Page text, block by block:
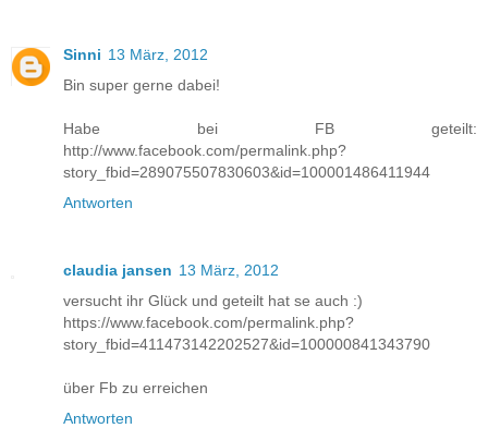
Sinni 13 März, 2012
Bin super gerne dabei!
Habe bei FB geteilt:
http://www.facebook.com/permalink.php?
story_fbid=289075507830603&id=100001486411944
Antworten
claudia jansen 13 März, 2012
versucht ihr Glück und geteilt hat se auch :)
https://www.facebook.com/permalink.php?
story_fbid=411473142202527&id=100000841343790
über Fb zu erreichen
Antworten